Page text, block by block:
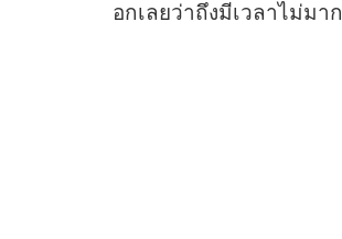
อกเลยว่าถึงมีเวลาไม่มา